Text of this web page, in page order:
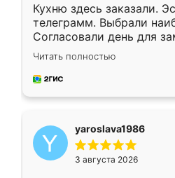
Кухню здесь заказали.
телеграмм. Выбрали
Согласовали день для
недели кухня была уже
довольны работой.
мебель за качественную
Читать полностью
yaroslava1986
3 августа 2026